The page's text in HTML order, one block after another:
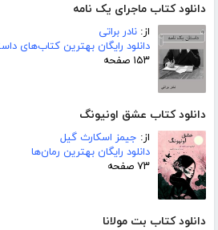
دانلود کتاب ماجرای یک نامه
از: نادر براتی
دانلود رایگان بهترین کتاب‌های
۱۵۳ صفحه
دانلود کتاب عشق اونیونگ
از: جیمز اسکارث گیل
دانلود رایگان بهترین رمان‌ها
۷۳ صفحه
دانلود کتاب بت مولانا